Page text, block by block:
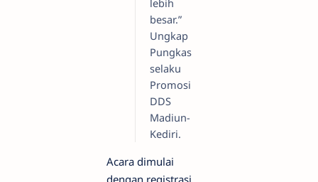
lebih
besar.”
Ungkap
Pungkas
selaku
Promosi
DDS
Madiun-
Kediri.
Acara dimulai
dengan registrasi